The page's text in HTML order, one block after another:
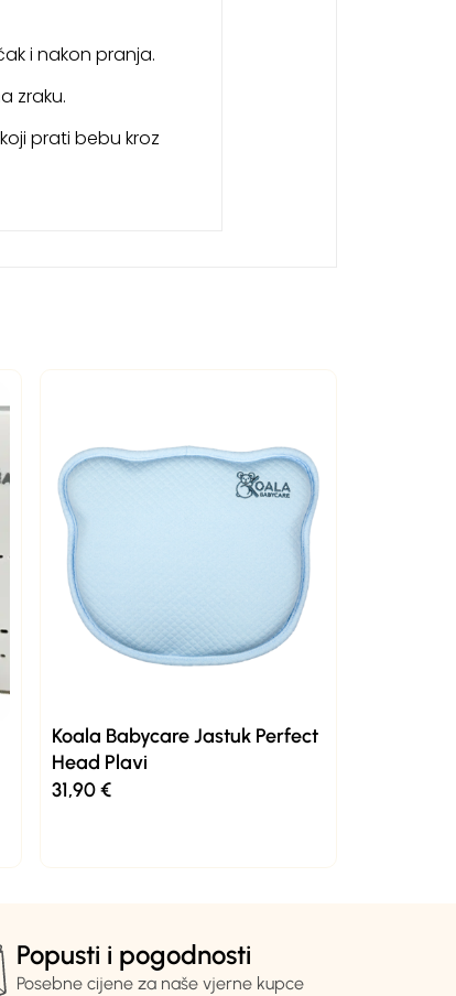
i nakon pranja.
zraku.
koji prati bebu kroz
Koala Babycare Jastuk Perfect
Head Plavi
31,90€
Popusti i pogodnosti
Posebne cijene za naše vjerne kupce